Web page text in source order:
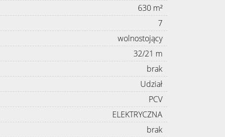
630 m²
7
wolnostojący
32/21 m
brak
Udział
PCV
ELEKTRYCZNA
brak